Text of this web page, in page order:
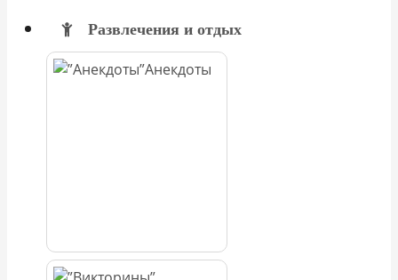
Развлечения и отдых
Анекдоты